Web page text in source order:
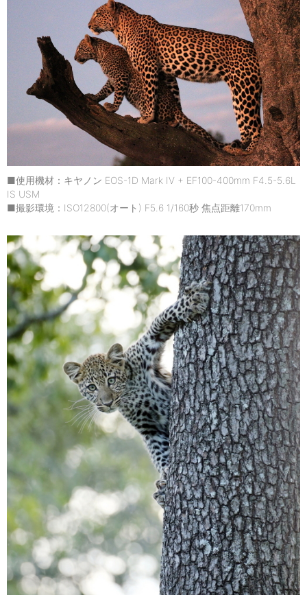
■使用機材：キヤノン EOS-1D Mark IV + EF100-400mm F4.5-5.6L
IS USM
■撮影環境：ISO12800(オート) F5.6 1/160秒 焦点距離170mm